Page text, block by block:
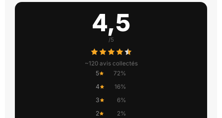
4,5
/5
~120 avis collectés
5 72%
4 16%
3 6%
2 2%